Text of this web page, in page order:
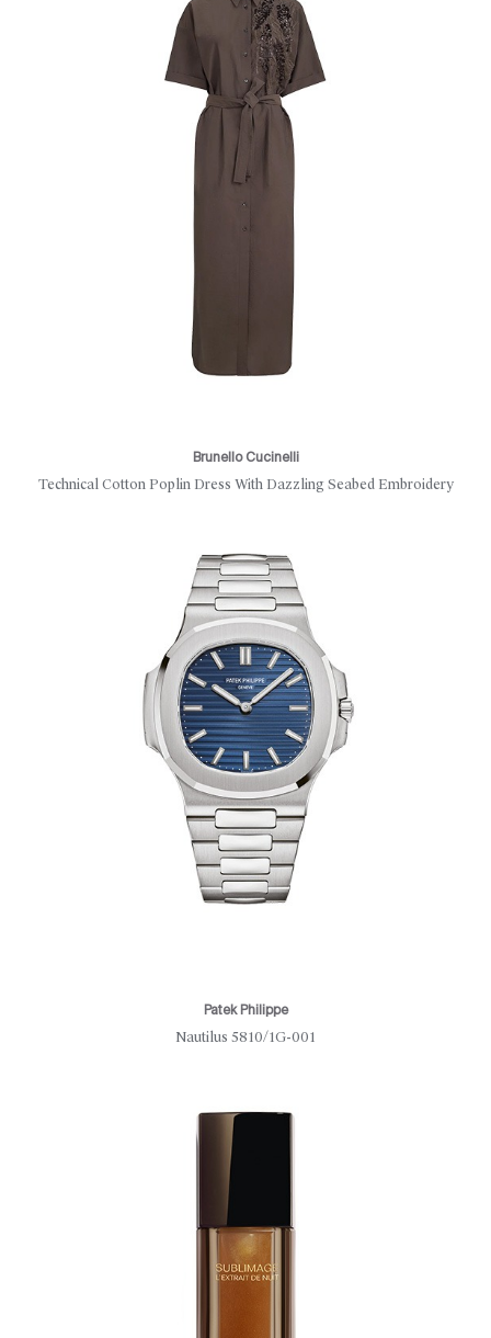
Brunello Cucinelli
Technical Cotton Poplin Dress With Dazzling Seabed Embroidery
Patek Philippe
Nautilus 5810/1G-001